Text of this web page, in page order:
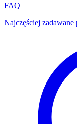
FAQ
Najczęściej zadawane